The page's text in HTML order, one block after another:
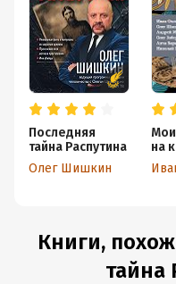
Последняя
тайна Распутина
Олег Шишкин
на
Книги,
тайна